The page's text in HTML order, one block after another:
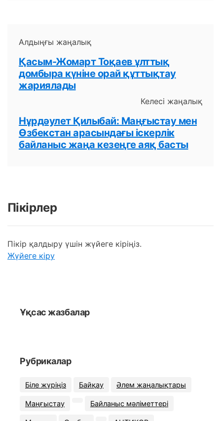
Алдыңғы жаңалық
Қасым-Жомарт Тоқаев ұлттық
домбыра күніне орай құттықтау
жариялады
Келесі жаңалық
Нұрдәулет Қилыбай: Маңғыстау мен
Өзбекстан арасындағы іскерлік
байланыс жаңа кезеңге аяқ басты
Пікірлер
Пікір қалдыру үшін жүйеге кіріңіз.
Жүйеге кіру
Ұқсас жазбалар
Рубрикалар
Біле жүріңіз Байқау Әлем жаңалықтары
Маңғыстау Байланыс мәліметтері